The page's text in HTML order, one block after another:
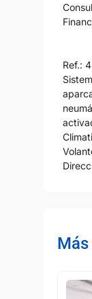
Ref.: